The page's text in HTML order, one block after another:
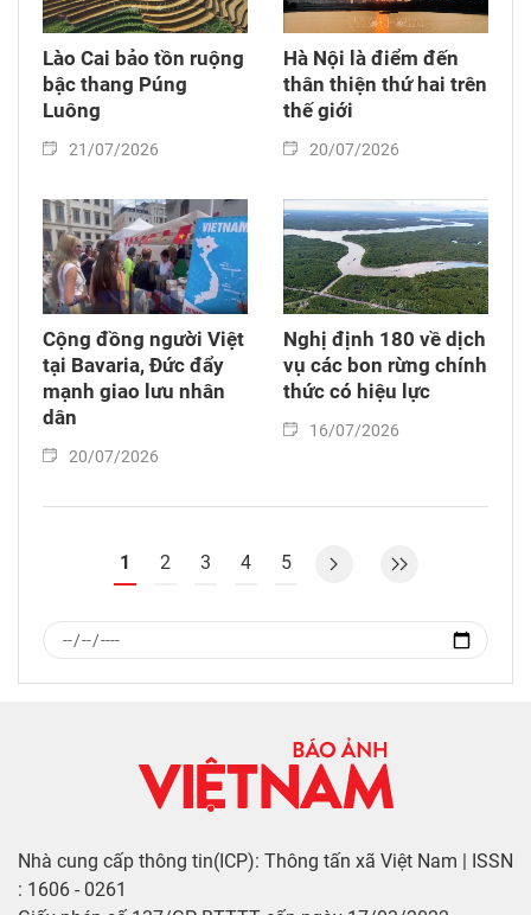
Lào Cai bảo tồn ruộng
bậc thang Púng
Luông
21/07/2026
Hà Nội là điểm đến
thân thiện thứ hai trên
thế giới
20/07/2026
Cộng đồng người Việt
tại Bavaria, Đức đẩy
mạnh giao lưu nhân
dân
20/07/2026
Nghị định 180 về dịch
vụ các bon rừng chính
thức có hiệu lực
16/07/2026
1 2 3 4 5
Nhà cung cấp thông tin(ICP): Thông tấn xã Việt Nam | ISSN
: 1606 - 0261